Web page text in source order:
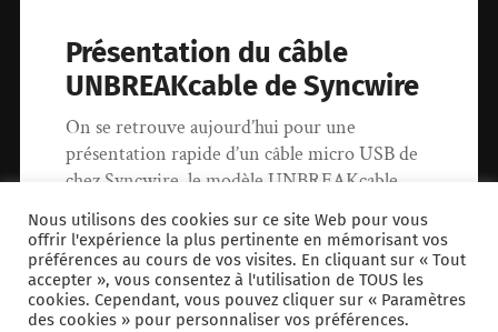
Présentation du câble
UNBREAKcable de Syncwire
On se retrouve aujourd’hui pour une
présentation rapide d’un câble micro USB de
chez Syncwire, le modèle UNBREAKcable,
d’une longueur…
6 juin 2018 2
Nous utilisons des cookies sur ce site Web pour vous
offrir l'expérience la plus pertinente en mémorisant vos
préférences au cours de vos visites. En cliquant sur « Tout
accepter », vous consentez à l'utilisation de TOUS les
cookies. Cependant, vous pouvez cliquer sur « Paramètres
des cookies » pour personnaliser vos préférences.